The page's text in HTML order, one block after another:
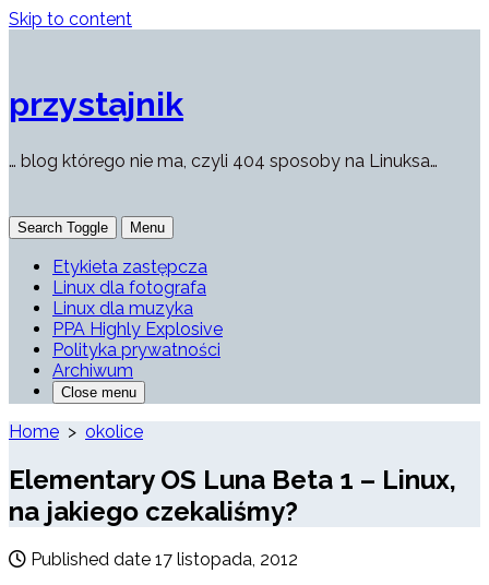
Skip to content
przystajnik
… blog którego nie ma, czyli 404 sposoby na Linuksa…
Search Toggle Menu
Etykieta zastępcza
Linux dla fotografa
Linux dla muzyka
PPA Highly Explosive
Polityka prywatności
Archiwum
Close menu
Home > okolice
Elementary OS Luna Beta 1 – Linux,
na jakiego czekaliśmy?
Published date 17 listopada, 2012